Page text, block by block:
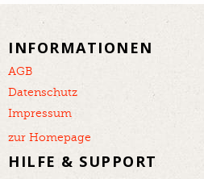
INFORMATIONEN
AGB
Datenschutz
Impressum
zur Homepage
HILFE & SUPPORT